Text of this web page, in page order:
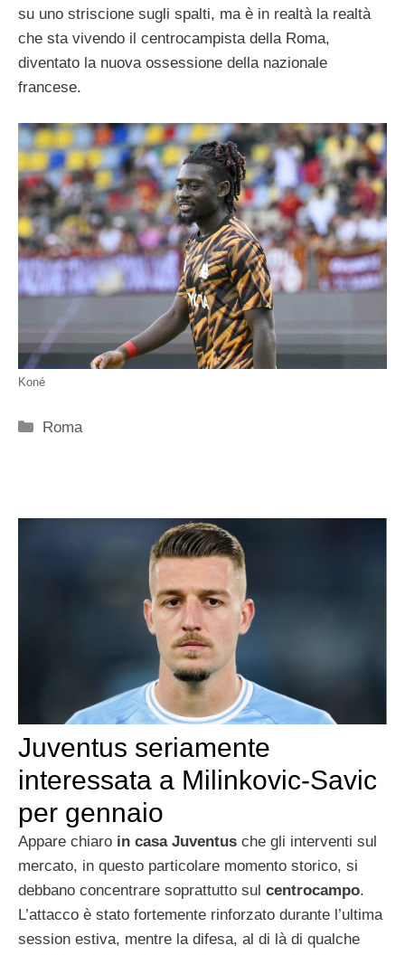
su uno striscione sugli spalti, ma è in realtà la realtà
che sta vivendo il centrocampista della Roma,
diventato la nuova ossessione della nazionale
francese.
Koné
Categorie
Roma
Juventus seriamente
interessata a Milinkovic-Savic
per gennaio
Appare chiaro in casa Juventus che gli interventi sul
mercato, in questo particolare momento storico, si
debbano concentrare soprattutto sul centrocampo.
L’attacco è stato fortemente rinforzato durante l’ultima
session estiva, mentre la difesa, al di là di qualche